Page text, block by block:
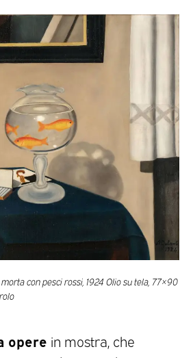
con pesci rossi, 1924 Olio su tela, 77×90
opere in mostra, che